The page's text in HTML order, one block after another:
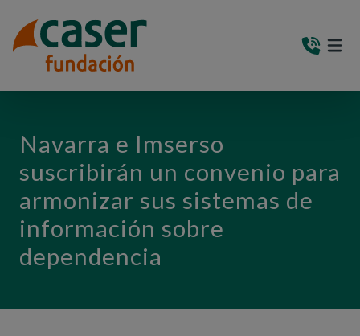
Navarra e Imserso
suscribirán un convenio para
armonizar sus sistemas de
información sobre
dependencia